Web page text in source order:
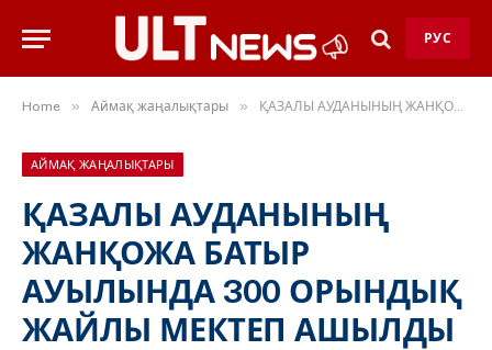
РУС
Home » Аймақ жаңалықтары » ҚАЗАЛЫ АУДАНЫНЫҢ ЖАНҚОЖА БАТЫР АУЫЛЫНДА 300 ОРЫНДЫҚ ЖАЙЛЫ МЕКТЕП АШЫЛДЫ
АЙМАҚ ЖАҢАЛЫҚТАРЫ
ҚАЗАЛЫ АУДАНЫНЫҢ
ЖАНҚОЖА БАТЫР
АУЫЛЫНДА 300 ОРЫНДЫҚ
ЖАЙЛЫ МЕКТЕП АШЫЛДЫ